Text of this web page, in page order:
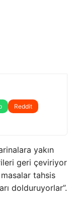
Reddit
yakın
geri çeviriyor
tahsis
dolduruyorlar”.